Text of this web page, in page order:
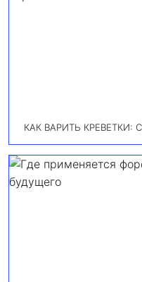
КАК ВАРИТЬ КРЕВЕТКИ: